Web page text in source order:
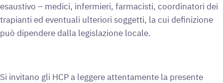
esaustivo – medici, infermieri, farmacisti, coordinatori dei
trapianti ed eventuali ulteriori soggetti, la cui definizione
può dipendere dalla legislazione locale.
Si invitano gli HCP a leggere attentamente la presente